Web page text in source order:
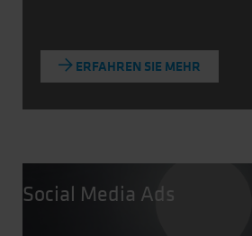
ERFAHREN SIE MEHR
Social Media Ads